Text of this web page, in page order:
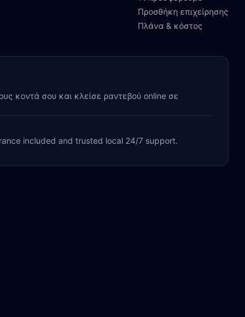
Προσθήκη επιχείρησης
Πλάνα & κόστος
κοντά σου και κλείσε ραντεβού online σε
included and trusted local 24/7 support.